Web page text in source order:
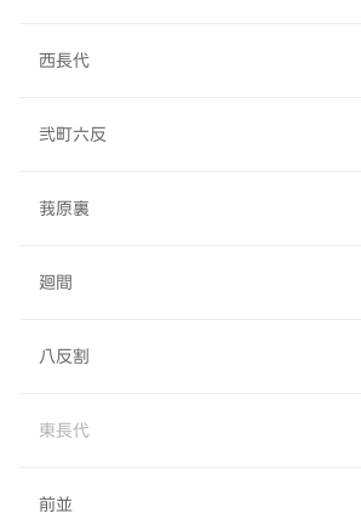
西長代
弐町六反
莪原裏
廻間
八反割
東長代
前並